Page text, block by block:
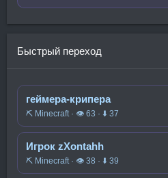
Быстрый переход
геймера-крипера
⛏️ Minecraft · 👁 63 · ⬇ 37
Игрок zXontahh
⛏️ Minecraft · 👁 38 · ⬇ 39